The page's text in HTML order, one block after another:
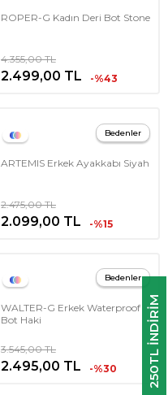
250TL INDIRIM
ROPER-G Kadın Deri Bot Stone
4.355,00TL
2.499,00 TL -%43
Bedenler
ARTEMIS Erkek Ayakkabı Siyah
2.475,00TL
2.099,00 TL -%15
Bedenler
WALTER-G Erkek Waterproof
Bot Haki
3.545,00TL
2.495,00 TL -%30